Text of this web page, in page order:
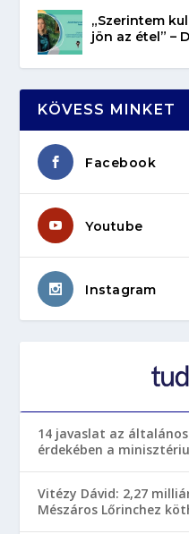
„Szerintem
jön az étel” –
KÖVESS MINKET
Facebook
Youtube
Instagram
14 javaslat az
érdekében a
Vitézy Dávid: 2,27
Mészáros Lőrinchez